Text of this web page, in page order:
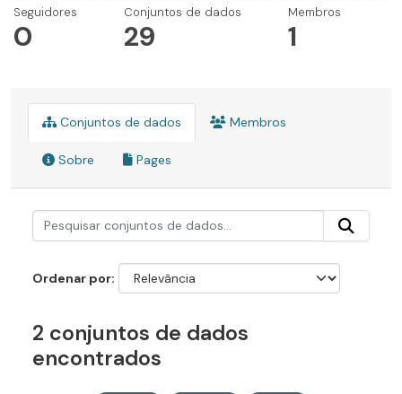
Seguidores
0
Conjuntos de dados
29
Membros
1
Conjuntos de dados Membros
Sobre Pages
Ordenar por
2 conjuntos de dados
encontrados